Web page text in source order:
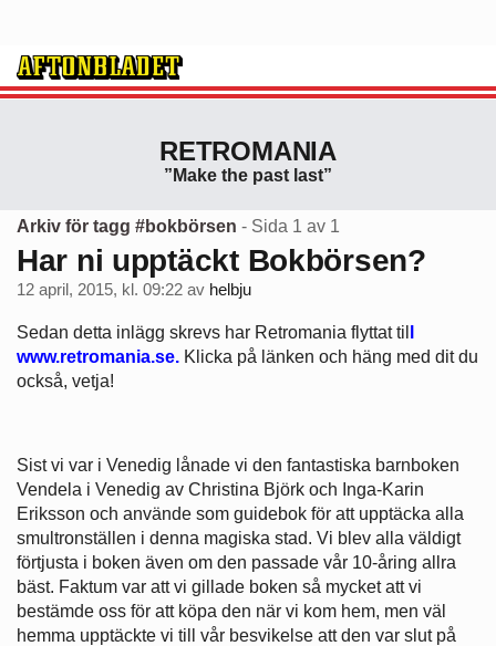
RETROMANIA
”Make the past last”
Arkiv för tagg #bokbörsen - Sida 1 av 1
Har ni upptäckt Bokbörsen?
12 april, 2015, kl. 09:22 av helbju
Sedan detta inlägg skrevs har Retromania flyttat til
www.retromania.se. Klicka på länken och häng med dit du
också, vetja!
Sist vi var i Venedig lånade vi den fantastiska barnboken
Vendela i Venedig av Christina Björk och Inga-Karin
Eriksson och använde som guidebok för att upptäcka alla
smultronställen i denna magiska stad. Vi blev alla väldigt
förtjusta i boken även om den passade vår 10-åring allra
bäst. Faktum var att vi gillade boken så mycket att vi
bestämde oss för att köpa den när vi kom hem, men väl
hemma upptäckte vi till vår besvikelse att den var slut på